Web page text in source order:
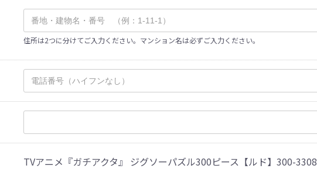
住所は2つに分けてご入力ください。マンション名は必ずご入力ください。
TVアニメ『ガチアクタ』 ジグソーパズル300ピース【ルド】300-3308